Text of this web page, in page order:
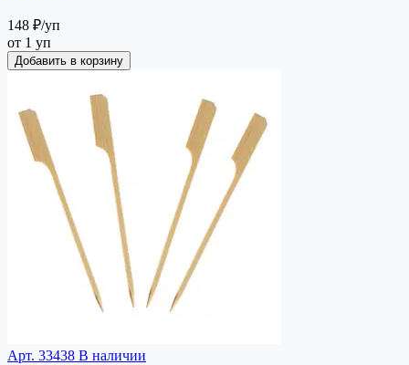
148 ₽/уп
от 1 уп
Добавить в корзину
Арт. 33438 В наличии